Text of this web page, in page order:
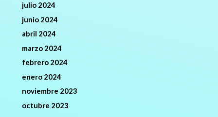
julio 2024
junio 2024
abril 2024
marzo 2024
febrero 2024
enero 2024
noviembre 2023
octubre 2023